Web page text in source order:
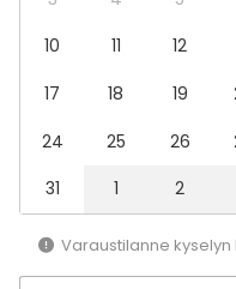
Mökkireissu / retriitti
Pikkujoulut
Tilatyypit
Juhlasali
Monitoimitila
Konserttisali
10
11 12
17
18 19
24
25 26
31
1 2
Varaustilanne kyselyn